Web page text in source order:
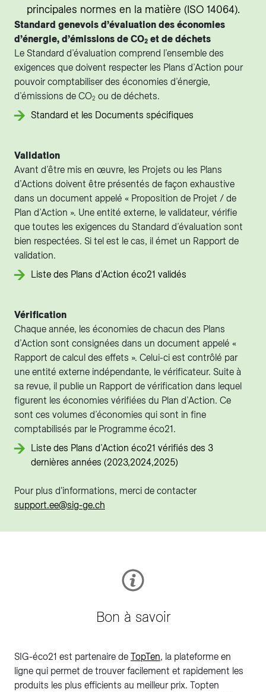
principales normes en la matière (ISO 14064).
Standard genevois d’évaluation des économies
d’énergie, d’émissions de CO2 et de déchets
Le Standard d’évaluation comprend l’ensemble des
exigences que doivent respecter les Plans d’Action pour
pouvoir comptabiliser des économies d’énergie,
d’émissions de CO2 ou de déchets.
Standard et les Documents spécifiques
Validation
Avant d’être mis en œuvre, les Projets ou les Plans
d’Actions doivent être présentés de façon exhaustive
dans un document appelé « Proposition de Projet / de
Plan d’Action ». Une entité externe, le validateur, vérifie
que toutes les exigences du Standard d’évaluation sont
bien respectées. Si tel est le cas, il émet un Rapport de
validation.
Liste des Plans d’Action éco21 validés
Vérification
Chaque année, les économies de chacun des Plans
d’Action sont consignées dans un document appelé «
Rapport de calcul des effets ». Celui-ci est contrôlé par
une entité externe indépendante, le vérificateur. Suite à
sa revue, il publie un Rapport de vérification dans lequel
figurent les économies vérifiées du Plan d’Action. Ce
sont ces volumes d’économies qui sont in fine
comptabilisés par le Programme éco21.
Liste des Plans d’Action éco21 vérifiés des 3
dernières années (2023,2024,2025)
Pour plus d'informations, merci de contacter
support.ee@sig-ge.ch
Bon à savoir
SIG-éco21 est partenaire de TopTen, la plateforme en
ligne qui permet de trouver facilement et rapidement les
produits les plus efficients au meilleur prix. Topten